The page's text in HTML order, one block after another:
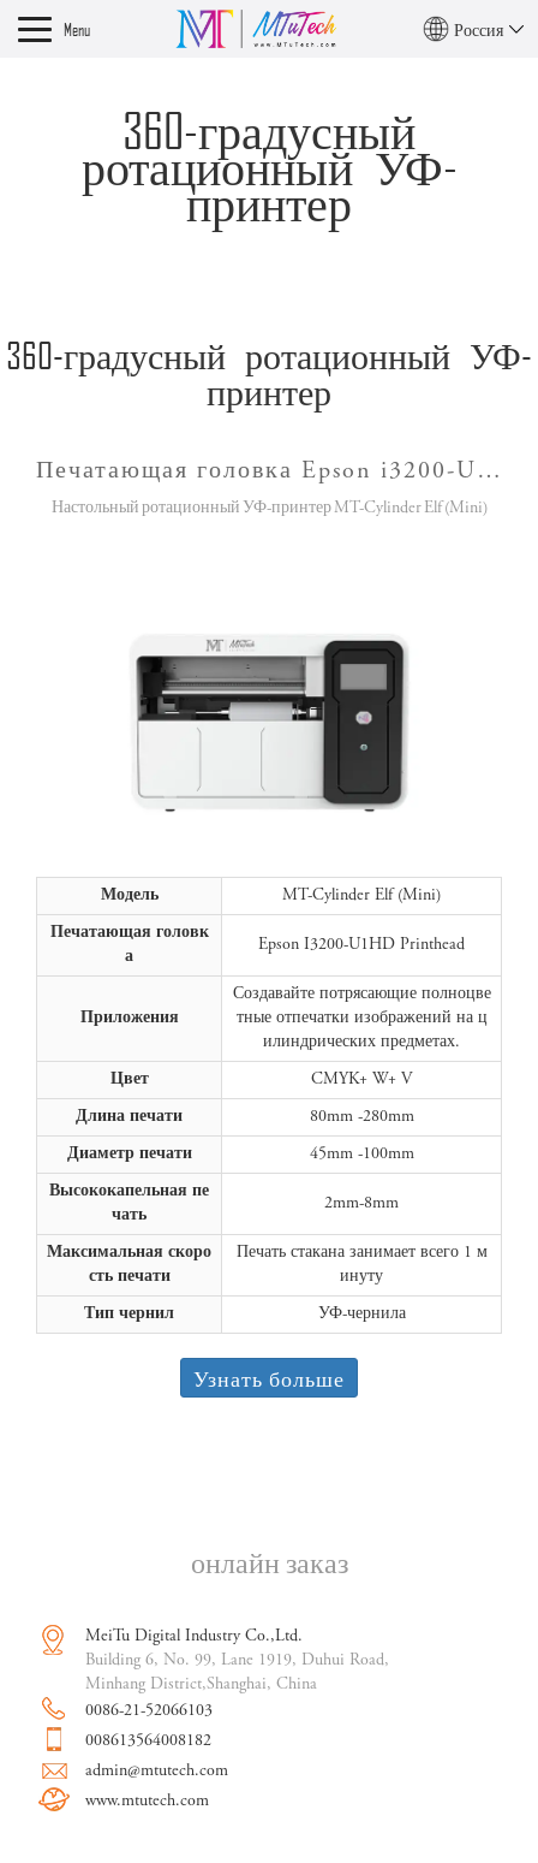
Menu Россия
360-градусный
ротационный УФ-
принтер
360-градусный ротационный УФ-
принтер
Печатающая головка Epson i3200-U1HD | Печать бутылки для воды занимает всего 1 минуту
Настольный ротационный УФ-принтер MT-Cylinder Elf (Mini)
Модель MT-Cylinder Elf (Mini)
Печатающая головк
а
Epson I3200-U1HD Printhead
Приложения
Создавайте потрясающие полноцве
тные отпечатки изображений на ц
илиндрических предметах.
Цвет CMYK+ W+ V
Длина печати 80mm -280mm
Диаметр печати 45mm -100mm
Высококапельная пе
чать
2mm-8mm
Максимальная скоро
сть печати
Печать стакана занимает всего 1 м
инуту
Тип чернил УФ-чернила
Узнать больше
онлайн заказ
MeiTu Digital Industry Co.,Ltd.
Building 6, No. 99, Lane 1919, Duhui Road,
Minhang District,Shanghai, China
0086-21-52066103
008613564008182
admin@mtutech.com
www.mtutech.com